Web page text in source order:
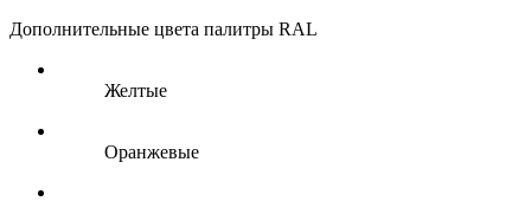
Дополнительные цвета палитры RAL
Желтые
Оранжевые